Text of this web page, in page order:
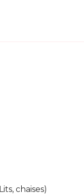
chaises)